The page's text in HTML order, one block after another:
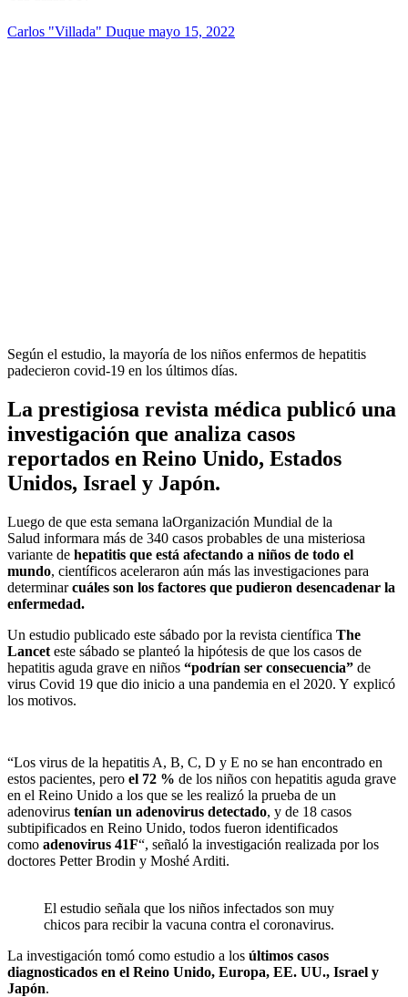
Carlos "Villada" Duque mayo 15, 2022
Según el estudio, la mayoría de los niños enfermos de hepatitis
padecieron covid-19 en los últimos días.
La prestigiosa revista médica publicó una
investigación que analiza casos
reportados en Reino Unido, Estados
Unidos, Israel y Japón.
Luego de que esta semana laOrganización Mundial de la
Salud informara más de 340 casos probables de una misteriosa
variante de hepatitis que está afectando a niños de todo el
mundo, científicos aceleraron aún más las investigaciones para
determinarcuáles son los factores que pudieron desencadenar la
enfermedad.
Un estudio publicado este sábado por la revista científica The
Lancet este sábado se planteó la hipótesis de que los casos de
hepatitis aguda grave en niños “podrían ser consecuencia” de
virus Covid 19 que dio inicio a una pandemia en el 2020. Y explicó
los motivos.
“Los virus de la hepatitis A, B, C, D y E no se han encontrado en
estos pacientes, pero el 72 % de los niños con hepatitis aguda grave
en el Reino Unido a los que se les realizó la prueba de un
adenovirus tenían un adenovirus detectado, y de 18 casos
subtipificados en Reino Unido, todos fueron identificados
como adenovirus 41F“, señaló la investigación realizada por los
doctores Petter Brodin y Moshé Arditi.
El estudio señala que los niños infectados son muy
chicos para recibir la vacuna contra el coronavirus.
La investigación tomó como estudio a los últimos casos
diagnosticados en el Reino Unido, Europa, EE. UU., Israel y
Japón.